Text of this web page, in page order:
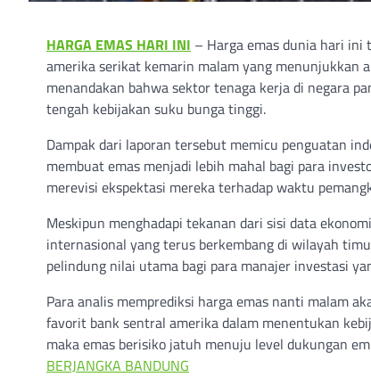
HARGA EMAS HARI INI – Harga emas dunia hari ini
amerika serikat kemarin malam yang menunjukkan
menandakan bahwa sektor tenaga kerja di negara
tengah kebijakan suku bunga tinggi.
Dampak dari laporan tersebut memicu penguatan
membuat emas menjadi lebih mahal bagi para
merevisi ekspektasi mereka terhadap waktu
Meskipun menghadapi tekanan dari sisi data
internasional yang terus berkembang di wilayah
pelindung nilai utama bagi para manajer investasi
Para analis memprediksi harga emas nanti malam
favorit bank sentral amerika dalam menentukan
maka emas berisiko jatuh menuju level dukungan
BERJANGKA BANDUNG